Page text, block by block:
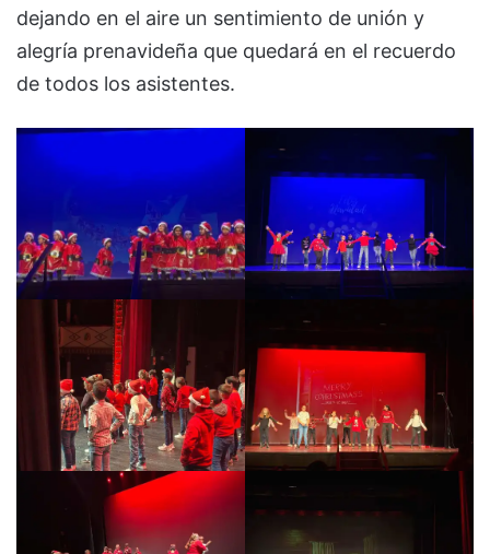
dejando en el aire un sentimiento de unión y
alegría prenavideña que quedará en el recuerdo
de todos los asistentes.